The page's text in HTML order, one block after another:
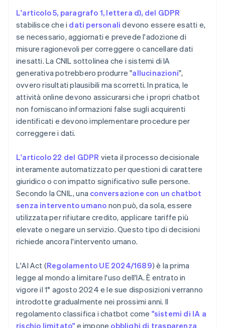
L'articolo 5, paragrafo 1, lettera d), del GDPR
stabilisce che i dati personali devono essere esatti e,
se necessario, aggiornati e prevede l'adozione di
misure ragionevoli per correggere o cancellare dati
inesatti. La CNIL sottolinea che i sistemi di IA
generativa potrebbero produrre "allucinazioni",
ovvero risultati plausibili ma scorretti. In pratica, le
attività online devono assicurarsi che i propri chatbot
non forniscano informazioni false sugli acquirenti
identificati e devono implementare procedure per
correggere i dati.
L'articolo 22 del GDPR vieta il processo decisionale
interamente automatizzato per questioni di carattere
giuridico o con impatto significativo sulle persone.
Secondo la CNIL, una conversazione con un chatbot
senza intervento umano non può, da sola, essere
utilizzata per rifiutare credito, applicare tariffe più
elevate o negare un servizio. Questo tipo di decisioni
richiede ancora l'intervento umano.
L'AI Act (Regolamento UE 2024/1689) è la prima
legge al mondo a limitare l'uso dell'IA. È entrato in
vigore il 1° agosto 2024 e le sue disposizioni verranno
introdotte gradualmente nei prossimi anni. Il
regolamento classifica i chatbot come "sistemi di IA a
rischio limitato" e impone obblighi di trasparenza